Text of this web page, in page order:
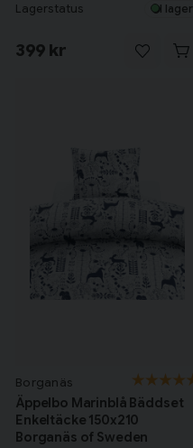
Lagerstatus I lager
399 kr
Borganäs
Äppelbo Marinblå Bäddset
Enkeltäcke 150x210
Borganäs of Sweden